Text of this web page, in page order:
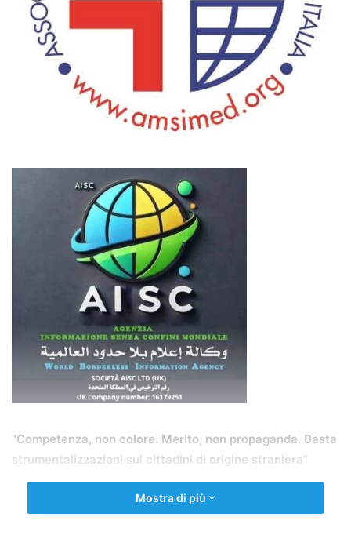
“Competenza, non colore. Merito, non propaganda. Basta
strumentalizzazioni sui cittadini di origine straniera”
A nome delle associazioni e movimenti, interviene il
Mostra di più